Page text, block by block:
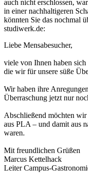
auch nicht erschlossen,
in einer nachhaltigeren
könnten Sie das nochmal
studiwerk.de:
Liebe Mensabesucher,
viele von Ihnen haben
die wir für unsere süße
Wir haben ihre
Überraschung jetzt nur
Abschließend möchten
aus PLA – und damit aus
waren.
Mit freundlichen Grüßen
Marcus Kettelhack
Leiter Campus-